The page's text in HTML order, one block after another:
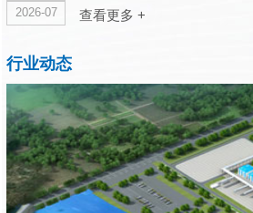
2026-07
查看更多 +
行业动态